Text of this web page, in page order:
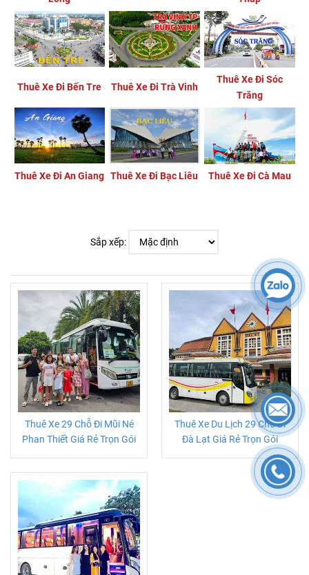
Thuê Xe Đi Bến Tre Thuê Xe Đi Trà Vinh
Thuê Xe Đi Sóc
Trăng
Thuê Xe Đi An Giang Thuê Xe Đi Bạc Liêu Thuê Xe Đi Cà Mau
Sắp xếp:
Thuê Xe 29 Chỗ Đi Mũi Né
Phan Thiết Giá Rẻ Trọn Gói
Thuê Xe Du Lịch 29 Chỗ Đi
Đà Lạt Giá Rẻ Trọn Gói